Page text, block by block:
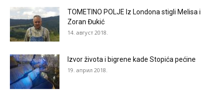
TOMETINO POLJE Iz Londona stigli Melisa i
Zoran Đukić
14. август 2018.
Izvor života i bigrene kade Stopića pećine
19. април 2018.